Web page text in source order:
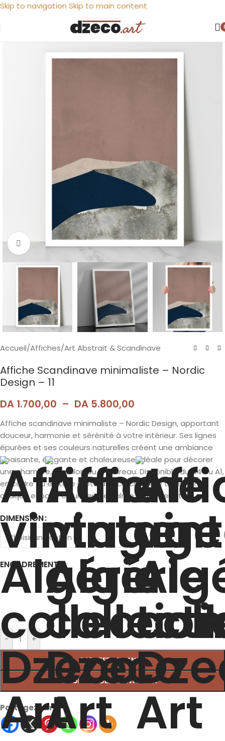
Skip to navigation Skip to main content
Agrandir
Accueil/Affiches/Art Abstrait & Scandinave
Affiche Scandinave minimaliste – Nordic
Design – 11
DA 1.700,00 – DA 5.800,00
Affiche scandinave minimaliste – Nordic Design, apportant
douceur, harmonie et sérénité à votre intérieur. Ses lignes
épurées et ses couleurs naturelles créent une ambiance
apaisante, élégante et chaleureuse. Idéale pour décorer
une chambre, un salon ou un bureau. Disponible du A4 au A1,
en cadre ou en toile prête à accrocher, elle transforme
chaque espace en un lieu de calme et de beauté.
DIMENSION
ENCADREMENT
- +
AJOUTER AU PANIER
COMMANDER MAINTENANT
Partagez sur